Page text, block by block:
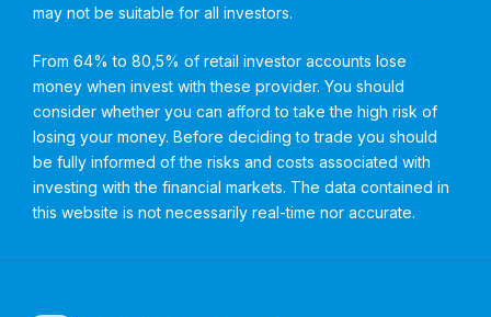
may not be suitable for all investors.
From 64% to 80,5% of retail investor accounts lose
money when invest with these provider. You should
consider whether you can afford to take the high risk of
losing your money. Before deciding to trade you should
be fully informed of the risks and costs associated with
investing with the financial markets. The data contained in
this website is not necessarily real-time nor accurate.